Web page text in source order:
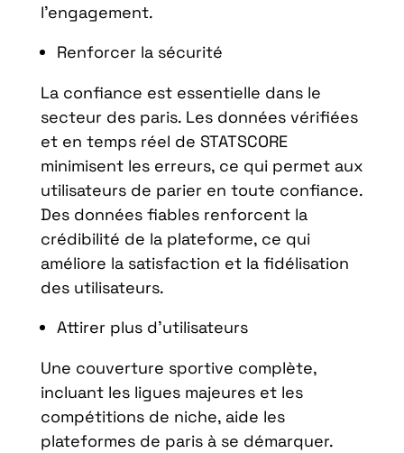
l’engagement.
Renforcer la sécurité
La confiance est essentielle dans le
secteur des paris. Les données vérifiées
et en temps réel de STATSCORE
minimisent les erreurs, ce qui permet aux
utilisateurs de parier en toute confiance.
Des données fiables renforcent la
crédibilité de la plateforme, ce qui
améliore la satisfaction et la fidélisation
des utilisateurs.
Attirer plus d’utilisateurs
Une couverture sportive complète,
incluant les ligues majeures et les
compétitions de niche, aide les
plateformes de paris à se démarquer.